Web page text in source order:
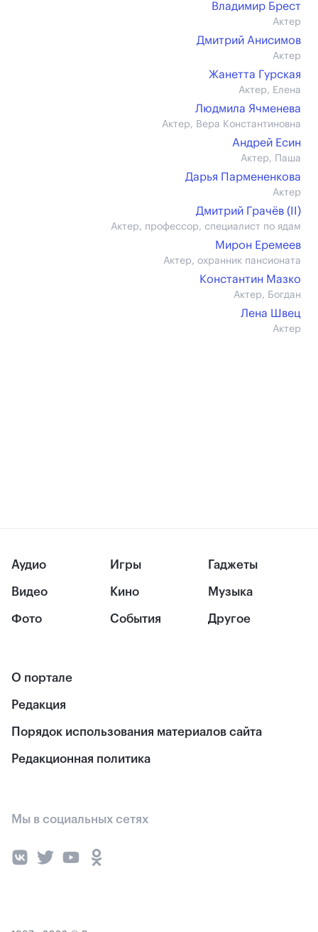
Владимир Брест
Актер
Дмитрий Анисимов
Актер
Жанетта Гурская
Актер, Елена
Людмила Ячменева
Актер, Вера Константиновна
Андрей Есин
Актер, Паша
Дарья Пармененкова
Актер
Дмитрий Грачёв (II)
Актер, профессор, специалист по ядам
Мирон Еремеев
Актер, охранник пансионата
Константин Мазко
Актер, Богдан
Лена Швец
Актер
Аудио
Видео
Фото
Игры
Кино
События
Гаджеты
Музыка
Другое
О портале
Редакция
Порядок использования материалов сайта
Редакционная политика
Мы в социальных сетях